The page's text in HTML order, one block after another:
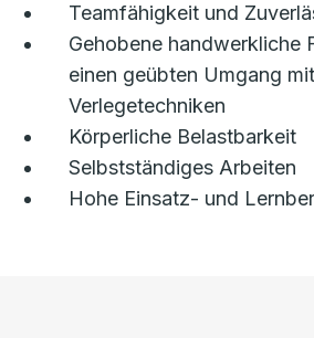
Teamfähigkeit und
Gehobene handwerkliche
einen geübten Umgang
Verlegetechniken
Körperliche Belastbarkeit
Selbstständiges Arbeiten
Hohe Einsatz- und